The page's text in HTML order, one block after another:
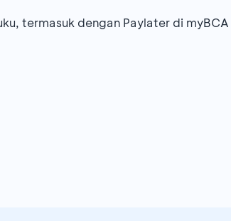
termasuk dengan Paylater di